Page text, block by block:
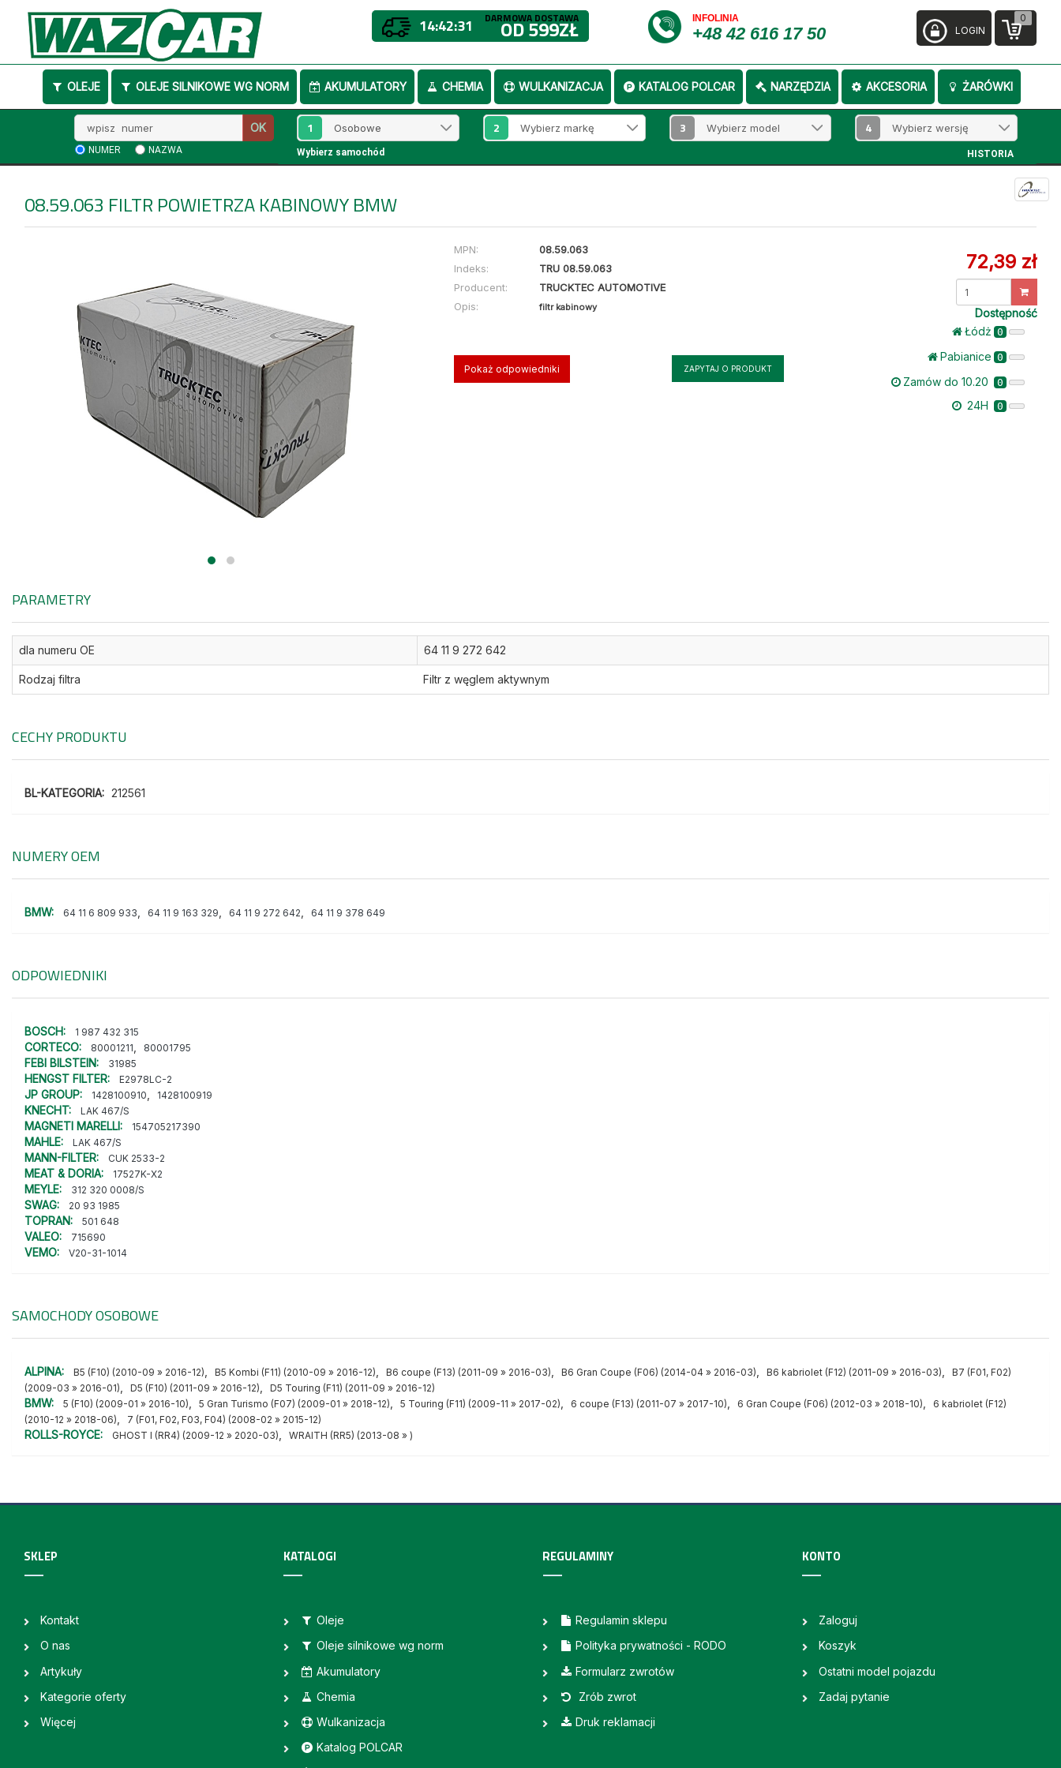
14:42:31 DARMOWA DOSTAWA
OD 599ZŁ INFOLINIA
+48 42 616 17 50
OLEJE OLEJE SILNIKOWE WG NORM AKUMULATORY CHEMIA WULKANIZACJA KATALOG POLCAR NARZĘDZIA AKCESORIA ŻARÓWKI
0
LOGIN
numer
OK
NUMER NAZWA
1 2 3 4
Wybierz samochód HISTORIA
08.59.063 FILTR POWIETRZA KABINOWY BMW
MPN:
08.59.063
Indeks:
TRU 08.59.063
Producent:
TRUCKTEC AUTOMOTIVE
Opis:
filtr kabinowy
Pokaż odpowiedniki ZAPYTAJ O PRODUKT
72,39 zł
Dostępność
Łódż 0
Pabianice 0
Zamów do 10.20 0
24H 0
PARAMETRY
dla numeru OE 64 11 9 272 642
Rodzaj filtra Filtr z węglem aktywnym
CECHY PRODUKTU
BL-KATEGORIA: 212561
NUMERY OEM
BMW: 64 11 6 809 933 64 11 9 163 329 64 11 9 272 642 64 11 9 378 649
ODPOWIEDNIKI
BOSCH: 1 987 432 315
CORTECO: 80001211 80001795
FEBI BILSTEIN: 31985
HENGST FILTER: E2978LC-2
JP GROUP: 1428100910 1428100919
KNECHT: LAK 467/S
MAGNETI MARELLI: 154705217390
MAHLE: LAK 467/S
MANN-FILTER: CUK 2533-2
MEAT & DORIA: 17527K-X2
MEYLE: 312 320 0008/S
SWAG: 20 93 1985
TOPRAN: 501 648
VALEO: 715690
VEMO: V20-31-1014
SAMOCHODY OSOBOWE
ALPINA: B5 (F10) (2010-09 » 2016-12) B5 Kombi (F11) (2010-09 » 2016-12) B6 coupe (F13) (2011-09 » 2016-03) B6 Gran Coupe (F06) (2014-04 » 2016-03) B6 kabriolet (F12) (2011-09 » 2016-03)
B7 (F01, F02)
(2009-03 » 2016-01)
D5 (F10) (2011-09 » 2016-12) D5 Touring (F11) (2011-09 » 2016-12)
BMW: 5 (F10) (2009-01 » 2016-10) 5 Gran Turismo (F07) (2009-01 » 2018-12) 5 Touring (F11) (2009-11 » 2017-02) 6 coupe (F13) (2011-07 » 2017-10) 6 Gran Coupe (F06) (2012-03 » 2018-10)
6 kabriolet (F12)
(2010-12 » 2018-06)
7 (F01, F02, F03, F04) (2008-02 » 2015-12)
ROLLS-ROYCE: GHOST I (RR4) (2009-12 » 2020-03) WRAITH (RR5) (2013-08 » )
SKLEP
Kontakt
O nas
Artykuły
Kategorie oferty
Więcej
KATALOGI
Oleje
Oleje silnikowe wg norm
Akumulatory
Chemia
Wulkanizacja
Katalog POLCAR
REGULAMINY
Regulamin sklepu
Polityka prywatności - RODO
Formularz zwrotów
Zrób zwrot
Druk reklamacji
KONTO
Zaloguj
Koszyk
Ostatni model pojazdu
Zadaj pytanie